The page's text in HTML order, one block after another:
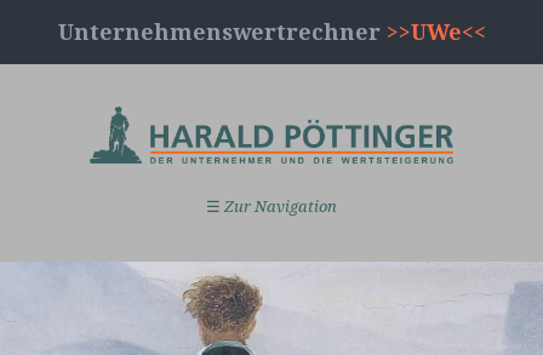
Unternehmenswertrechner >>UWe<<
☰ Zur Navigation